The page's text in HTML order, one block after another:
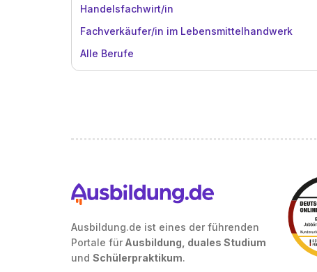
Handelsfachwirt/in
Fachverkäufer/in im Lebensmittelhandwerk
Alle Berufe
Ausbildung.de ist eines der führenden
Portale für Ausbildung, duales Studium
und Schülerpraktikum.